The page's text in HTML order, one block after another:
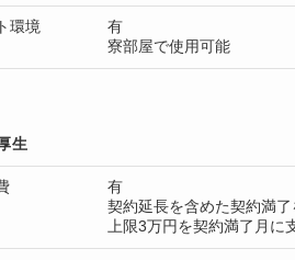
環境
有
寮部屋で使用可能
生
有
契約延長を含めた契約満
上限3万円を契約満了月に